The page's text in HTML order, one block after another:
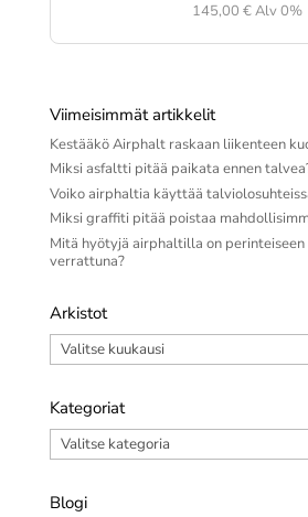
145,00 €Alv 0%
Viimeisimmät artikkelit
Kestääkö Airphalt raskaan liikenteen
Miksi asfaltti pitää paikata ennen
Voiko airphaltia käyttää
Miksi graffiti pitää poistaa
Mitä hyötyjä airphaltilla on
verrattuna?
Arkistot
Arkistot
Kategoriat
Kategoriat
Blogi